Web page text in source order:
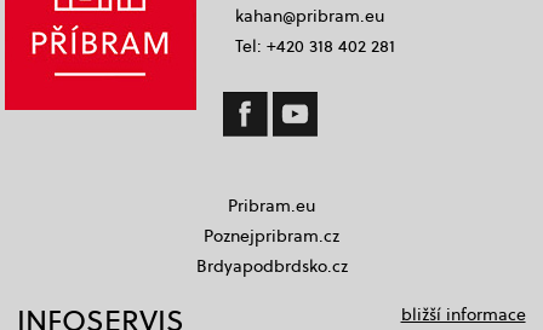
kahan@pribram.eu
Tel: +420 318 402 281
Pribram.eu
Poznejpribram.cz
Brdyapodbrdsko.cz
INFOSERVIS bližší informace